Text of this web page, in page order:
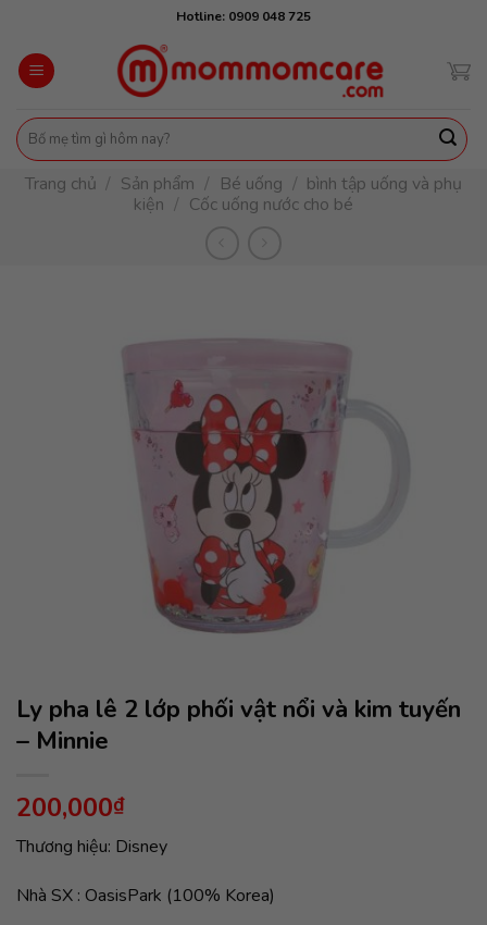
content
Hotline: 0909 048 725
Tìm
kiếm:
Trang chủ / Sản phẩm / Bé uống / bình tập uống và phụ
kiện / Cốc uống nước cho bé
Ly pha lê 2 lớp phối vật nổi và kim tuyến
– Minnie
200,000₫
Thương hiệu: Disney
Nhà SX : OasisPark (100% Korea)